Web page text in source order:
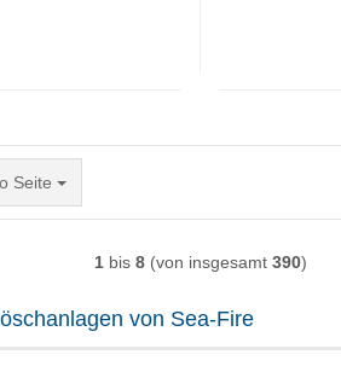
Seite
1 bis8 (von insgesamt390)
von Sea-Fire